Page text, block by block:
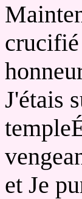
J'étais
et Je